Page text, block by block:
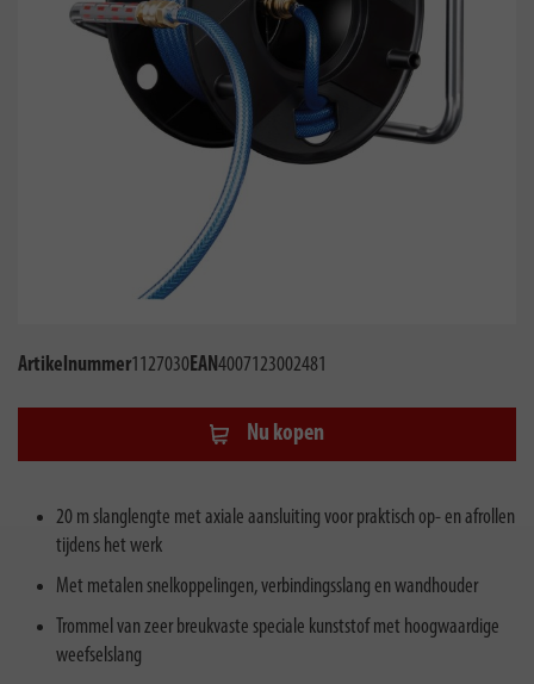
Artikelnummer1127030EAN4007123002481
Nu kopen
20 m slanglengte met axiale aansluiting voor praktisch op- en afrollen
tijdens het werk
Met metalen snelkoppelingen, verbindingsslang en wandhouder
Trommel van zeer breukvaste speciale kunststof met hoogwaardige
weefselslang